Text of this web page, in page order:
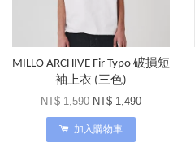
MILLO ARCHIVE Fir Typo 破損短
袖上衣 (三色)
NT$ 1,590NT$ 1,490
加入購物車